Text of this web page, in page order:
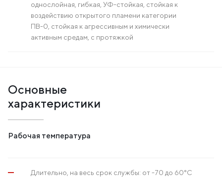
однослойная, гибкая, УФ-стойкая, стойкая к
воздействию открытого пламени категории
ПВ-0, стойкая к агрессивным и химически
активным средам, с протяжкой
Основные
характеристики
Рабочая температура
Длительно, на весь срок службы: от -70 до 60°С